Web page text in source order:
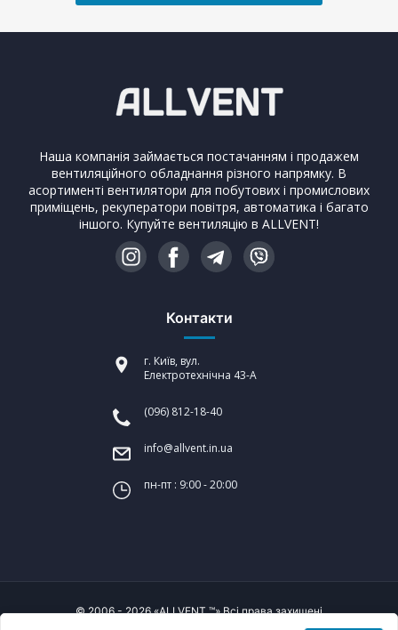
Наша компанія займається постачанням і продажем
вентиляційного обладнання різного напрямку. В
асортименті вентилятори для побутових і промислових
приміщень, рекуператори повітря, автоматика і багато
іншого. Купуйте вентиляцію в ALLVENT!
Контакти
г. Київ, вул.
Електротехнічна 43-А
(096) 812-18-40
info@allvent.in.ua
пн-пт : 9:00 - 20:00
© 2006 - 2026 «ALLVENT ™» Всі права захищені